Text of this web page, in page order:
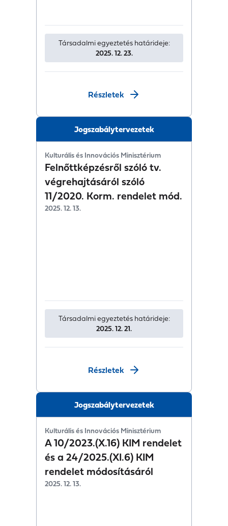
Társadalmi egyeztetés határideje:
2025. 12. 23.
Részletek
Jogszabálytervezetek
Kulturális és Innovációs Minisztérium
Felnőttképzésről szóló tv.
végrehajtásáról szóló
11/2020. Korm. rendelet mód.
2025. 12. 13.
Társadalmi egyeztetés határideje:
2025. 12. 21.
Részletek
Jogszabálytervezetek
Kulturális és Innovációs Minisztérium
A 10/2023.(X.16) KIM rendelet
és a 24/2025.(XI.6) KIM
rendelet módosításáról
2025. 12. 13.